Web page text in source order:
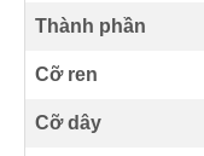
Thành phần
Cỡ ren
Cỡ dây